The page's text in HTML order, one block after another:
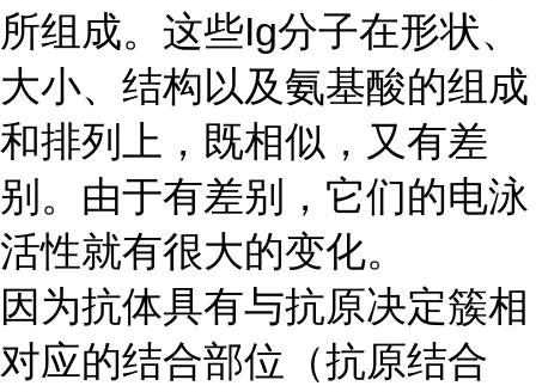
所组成。这些Ig分子在形状、
大小、结构以及氨基酸的组成
和排列上，既相似，又有差
别。由于有差别，它们的电泳
活性就有很大的变化。
因为抗体具有与抗原决定簇相
对应的结合部位（抗原结合